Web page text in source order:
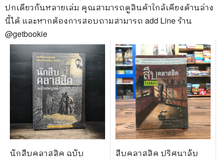
ปกเดียวกันหลายเล่ม คุณสามารถดูสินค้าใกล้เคียงด้านล่าง
นี้ได้ และหากต้องการสอบถามสามารถ add Line ร้าน
@getbookie
นักสืบคลาสสิค ฉบับ
สืบคลาสสิค ปริศนาลับ
stars สินค้าใช้เฉพาะแต้มเท่านั้น
📚 หนังสือทั่วไป
🦄 วรรณกรรม นิยาย เรื่องสั้น
🎓 การศึกษา
😼 หนังสือการ์ตูน
🐲 หนังสือเด็ก
📕 นิตยสาร